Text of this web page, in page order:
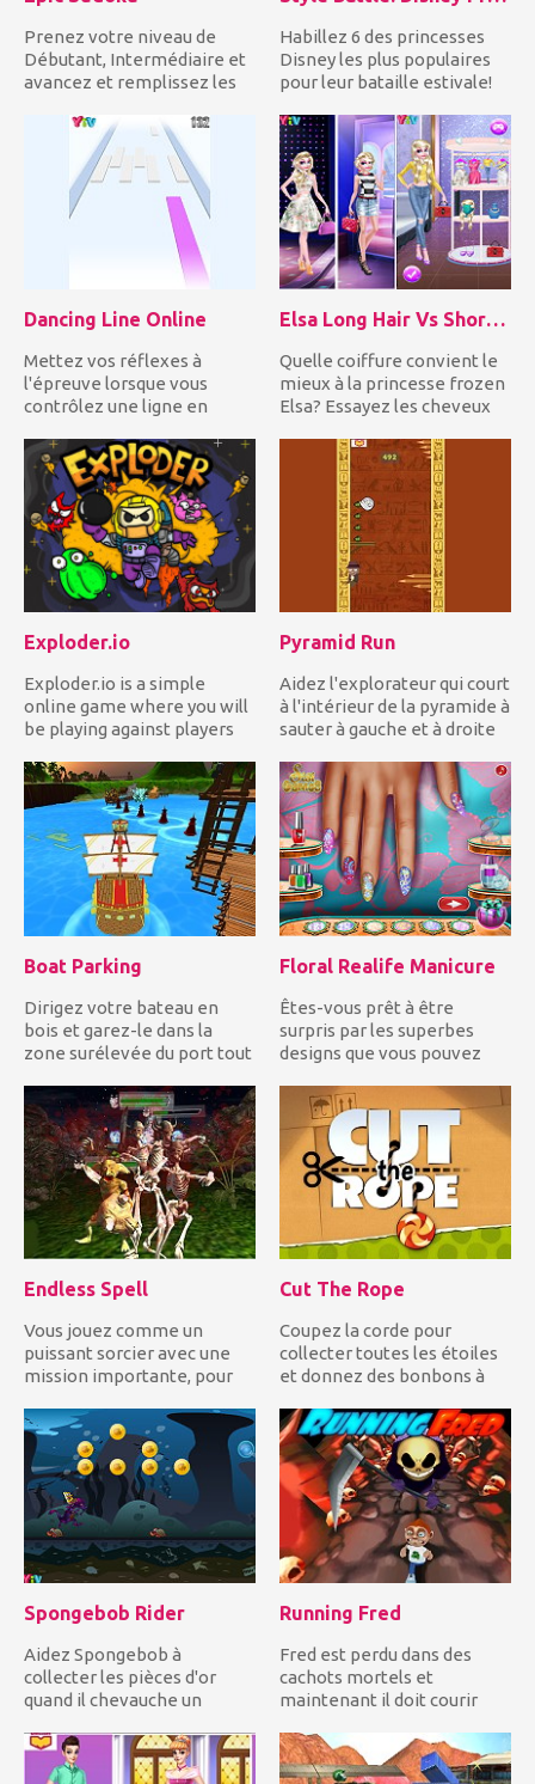
Prenez votre niveau de
Débutant, Intermédiaire et
avancez et remplissez les
Habillez 6 des princesses
Disney les plus populaires
pour leur bataille estivale!
Dancing Line Online
Mettez vos réflexes à
l'épreuve lorsque vous
contrôlez une ligne en
constam...
Elsa Long Hair Vs Short Hair Fashion
Quelle coiffure convient le
mieux à la princesse frozen
Elsa? Essayez les cheveux
Exploder.io
Exploder.io is a simple
online game where you will
be playing against players
Pyramid Run
Aidez l'explorateur qui court
à l'intérieur de la pyramide à
sauter à gauche et à droite
Boat Parking
Dirigez votre bateau en
bois et garez-le dans la
zone surélevée du port tout
Floral Realife Manicure
Êtes-vous prêt à être
surpris par les superbes
designs que vous pouvez
Endless Spell
Vous jouez comme un
puissant sorcier avec une
mission importante, pour
prè...
Cut The Rope
Coupez la corde pour
collecter toutes les étoiles
et donnez des bonbons à
chaq...
Spongebob Rider
Aidez Spongebob à
collecter les pièces d'or
quand il chevauche un
Mais vo...
Running Fred
Fred est perdu dans des
cachots mortels et
maintenant il doit courir